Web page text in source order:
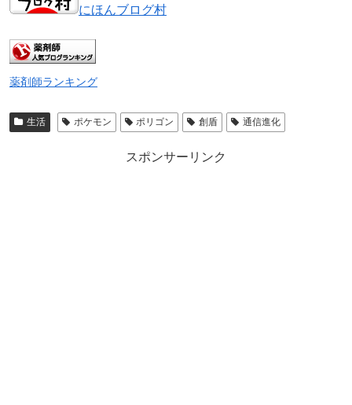
にほんブログ村
薬剤師ランキング
生活 ポケモン ポリゴン 創盾 通信進化
スポンサーリンク